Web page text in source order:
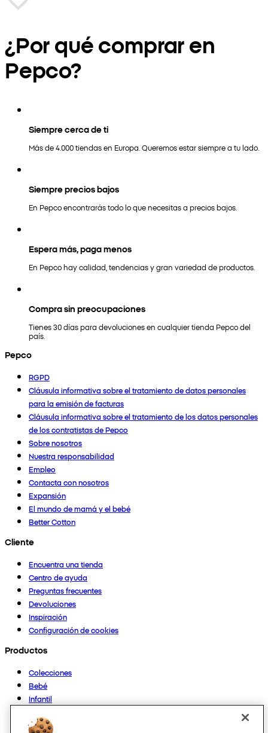
¿Por qué comprar en
Pepco?
Siempre cerca de ti
Más de 4.000 tiendas en Europa. Queremos estar siempre a tu lado.
Siempre precios bajos
En Pepco encontrarás todo lo que necesitas a precios bajos.
Espera más, paga menos
En Pepco hay calidad, tendencias y gran variedad de productos.
Compra sin preocupaciones
Tienes 30 días para devoluciones en cualquier tienda Pepco del
país.
Pepco
RGPD
Cláusula informativa sobre el tratamiento de datos personales
para la emisión de facturas
Cláusula informativa sobre el tratamiento de los datos personales
de los contratistas de Pepco
Sobre nosotros
Nuestra responsabilidad
Empleo
Contacta con nosotros
Expansión
El mundo de mamá y el bebé
Better Cotton
Cliente
Encuentra una tienda
Centro de ayuda
Preguntas frecuentes
Devoluciones
Inspiración
Configuración de cookies
Productos
Colecciones
Bebé
Infantil
Mujer